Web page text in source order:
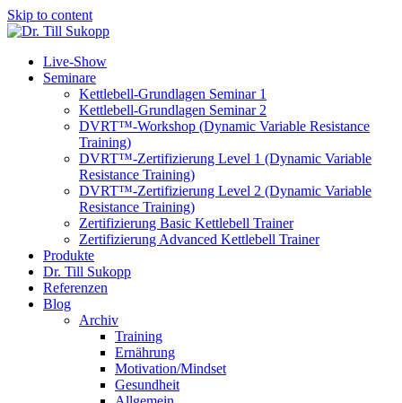
Skip to content
Live-Show
Seminare
Kettlebell-Grundlagen Seminar 1
Kettlebell-Grundlagen Seminar 2
DVRT™-Workshop (Dynamic Variable Resistance
Training)
DVRT™-Zertifizierung Level 1 (Dynamic Variable
Resistance Training)
DVRT™-Zertifizierung Level 2 (Dynamic Variable
Resistance Training)
Zertifizierung Basic Kettlebell Trainer
Zertifizierung Advanced Kettlebell Trainer
Produkte
Dr. Till Sukopp
Referenzen
Blog
Archiv
Training
Ernährung
Motivation/Mindset
Gesundheit